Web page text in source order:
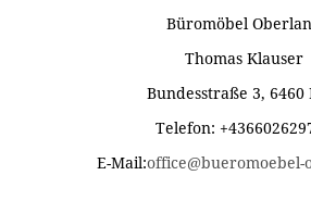
Büromöbel
Thomas Klauser
Bundesstraße 3, 6460
Telefon:
E-Mail: